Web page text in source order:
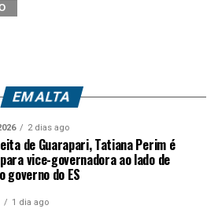
EM ALTA
2 dias ago
de Guarapari, Tatiana Perim é
vice-governadora ao lado de
governo do ES
1 dia ago